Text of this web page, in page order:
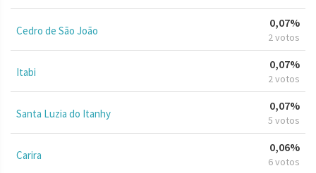
Cedro de São João
0,07%
2 votos
Itabi
0,07%
2 votos
Santa Luzia do Itanhy
0,07%
5 votos
Carira
0,06%
6 votos